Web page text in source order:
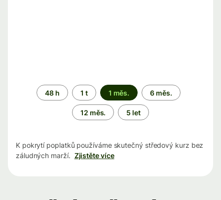
Časové
období
48 h 1 t 1 měs. 6 měs.
12 měs. 5 let
K pokrytí poplatků používáme skutečný středový kurz bez
záludných marží. Zjistěte více